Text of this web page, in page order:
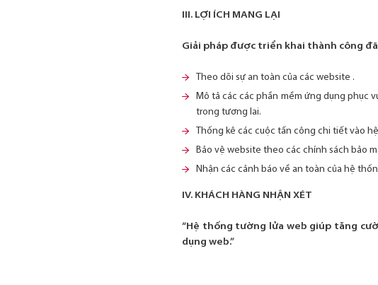
III. LỢI ÍCH MANG LẠI
Giải pháp được triển khai thành công
Theo dõi sự an toàn của các website .
Mô tả các các phần mềm ứng dụng phục
trong tương lai.
Thống kê các cuộc tấn công chi tiết vào
Bảo vệ website theo các chính sách bảo
Nhận các cảnh báo về an toàn của hệ
IV. KHÁCH HÀNG NHẬN XÉT
“Hệ thống tường lửa web giúp tăng
dụng web.”